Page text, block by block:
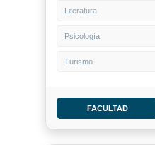
Literatura
Psicología
Turismo
FACULTAD